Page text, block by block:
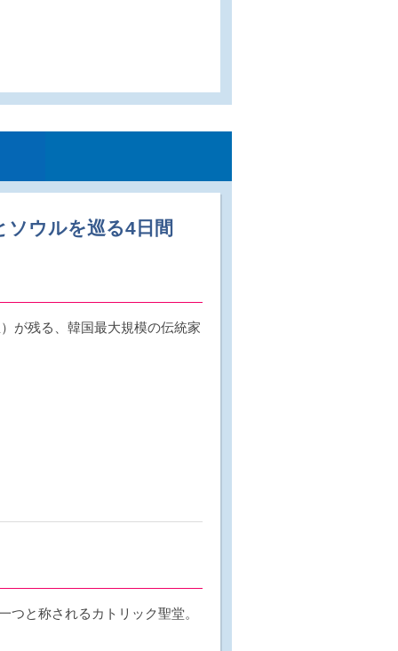
ソウルを巡る4日間
が残る、韓国最大規模の伝統家
と称されるカトリック聖堂。